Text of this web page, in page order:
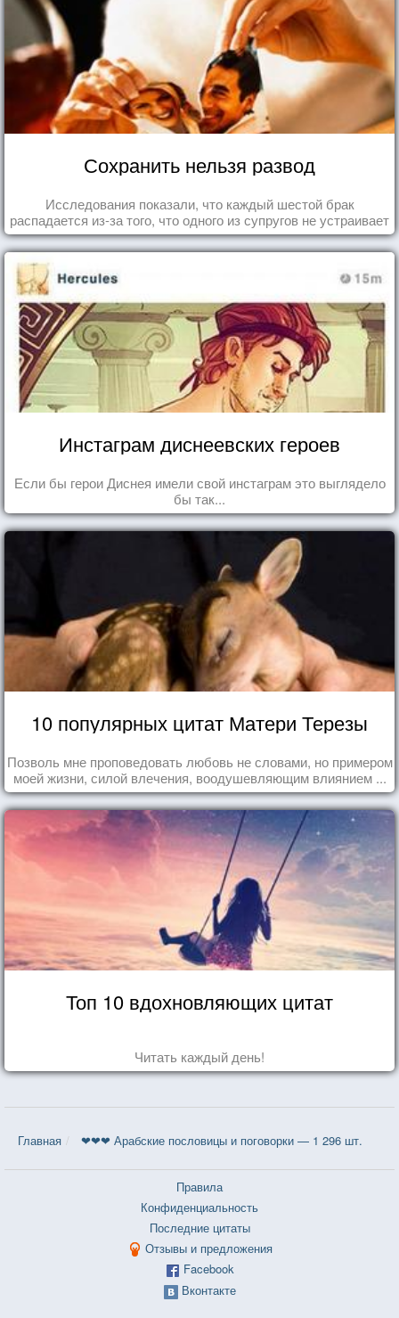
Сохранить нельзя развод
Исследования показали, что каждый шестой брак
распадается из-за того, что одного из супругов не устраивает
та роль, которая выпала ему в семье.
Инстаграм диснеевских героев
Если бы герои Диснея имели свой инстаграм это выглядело
бы так...
10 популярных цитат Матери Терезы
Позволь мне проповедовать любовь не словами, но примером
моей жизни, силой влечения, воодушевляющим влиянием ...
Топ 10 вдохновляющих цитат
Читать каждый день!
Главная ❤❤❤ Арабские пословицы и поговорки — 1 296 шт.
Правила
Конфиденциальность
Последние цитаты
Отзывы и предложения
Facebook
Вконтакте